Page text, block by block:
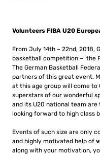
Volunteers FIBA U20
From July 14th – 22nd, 2018,
basketball competition – the
The German Basketball
partners of this great event.
at this age group will come to
superstars of our wonderful
and its U20 national team are
looking forward to high class
Events of such size are only
and highly motivated help of
along with your motivation,